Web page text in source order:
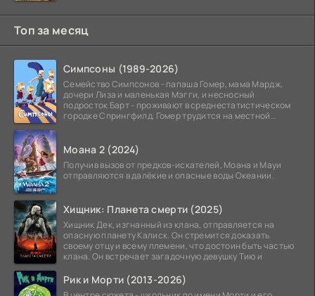
Топ за месяц
Симпсоны (1989-2026)
Семейство Симпсонов - папаша Гомер, мама Мардж,
дочери Лиза и маленькая Мэгги, и несносный
подросток Барт - проживают в среднестатистическом
городке Спрингфилд. Гомер трудится на местной
Моана 2 (2024)
Получив вызов от предков-искателей, Моана и Мауи
отправляются в далёкие и опасные воды Океании.
Хищник: Планета смерти (2025)
Хищник Дек, изгнанный из клана, отправляется на
опасную планету Калиск. Он стремится доказать
своему отцу и всему племени, что достоин быть частью
клана. Он встречает загадочную девушку Тию и
Рик и Морти (2013-2026)